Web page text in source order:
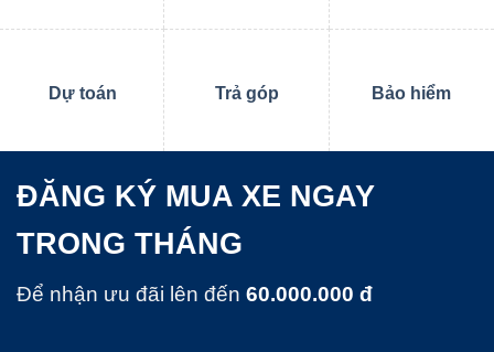
Dự toán Trả góp Bảo hiểm
ĐĂNG KÝ MUA XE NGAY
TRONG THÁNG
Để nhận ưu đãi lên đến 60.000.000 đ